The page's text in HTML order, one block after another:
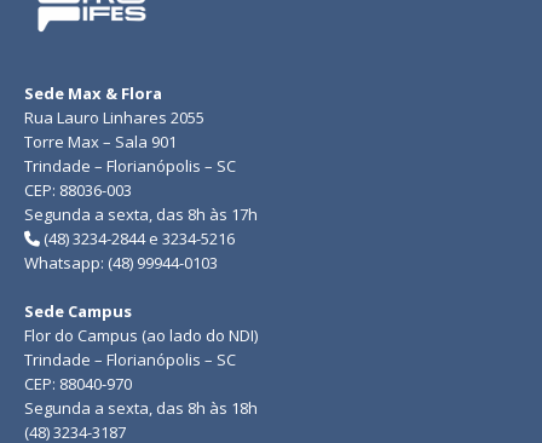
Sede Max & Flora
Rua Lauro Linhares 2055
Torre Max – Sala 901
Trindade – Florianópolis – SC
CEP: 88036-003
Segunda a sexta, das 8h às 17h
(48) 3234-2844 e 3234-5216
Whatsapp: (48) 99944-0103
Sede Campus
Flor do Campus (ao lado do NDI)
Trindade – Florianópolis – SC
CEP: 88040-970
Segunda a sexta, das 8h às 18h
(48) 3234-3187